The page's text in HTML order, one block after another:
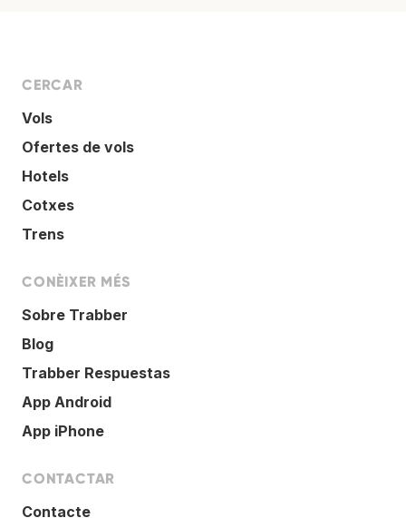
CERCAR
Vols
Ofertes de vols
Hotels
Cotxes
Trens
CONÈIXER MÉS
Sobre Trabber
Blog
Trabber Respuestas
App Android
App iPhone
CONTACTAR
Contacte